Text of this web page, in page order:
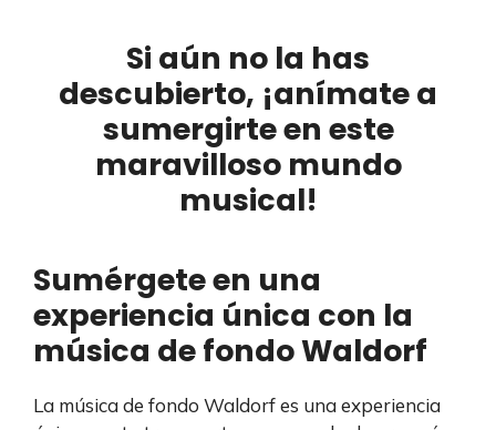
Si aún no la has
descubierto, ¡anímate a
sumergirte en este
maravilloso mundo
musical!
Sumérgete en una
experiencia única con la
música de fondo Waldorf
La música de fondo Waldorf es una experiencia